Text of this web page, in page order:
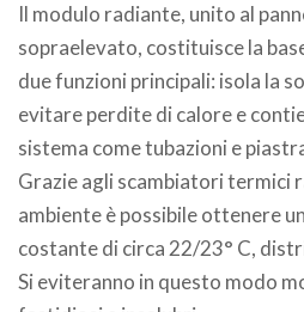
Il modulo radiante, unito al
sopraelevato, costituisce la
due funzioni principali: isola la
evitare perdite di calore e
sistema come tubazioni e
Grazie agli scambiatori termici
ambiente è possibile ottenere
costante di circa 22/23° C,
Si eviteranno in questo modo